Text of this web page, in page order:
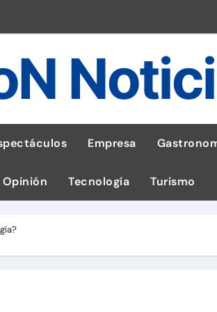
sus operaciones
OSIPTEL
de Meridianbet y gana una jugada gratis
Empresa
Opinión Tecnología Turismo